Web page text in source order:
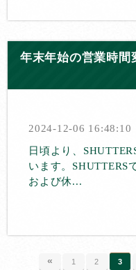
年末年始の営業時間
2024-12-06 16:48:10
日頃より、
います。SHUTTERS
および休...
« 1 2 3